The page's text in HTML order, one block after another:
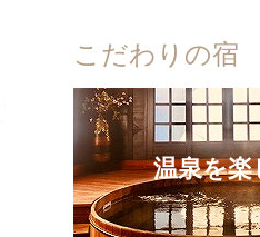
こだわりの宿
温泉を楽